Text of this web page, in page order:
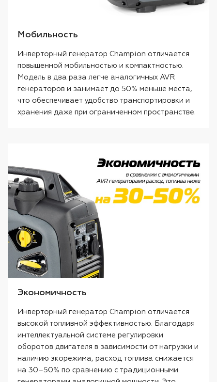
Мобильность
Инверторный генератор Champion отличается
повышенной мобильностью и компактностью.
Модель в два раза легче аналогичных AVR
генераторов и занимает до 50% меньше места,
что обеспечивает удобство транспортировки и
хранения даже при ограниченном пространстве.
Экономичность
Инверторный генератор Champion отличается
высокой топливной эффективностью. Благодаря
интеллектуальной системе регулировки
оборотов двигателя в зависимости от нагрузки и
наличию экорежима, расход топлива снижается
на 30–50% по сравнению с традиционными